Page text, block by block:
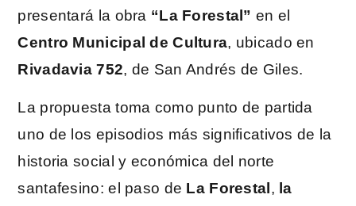
presentará la obra “La Forestal” en el
Centro Municipal de Cultura, ubicado en
Rivadavia 752, de San Andrés de Giles.
La propuesta toma como punto de partida
uno de los episodios más significativos de la
historia social y económica del norte
santafesino: el paso de La Forestal , la